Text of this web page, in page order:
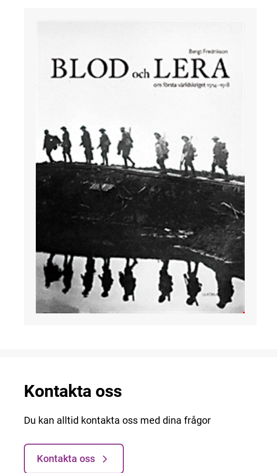
Kontakta oss
Du kan alltid kontakta oss med dina frågor
Kontakta oss